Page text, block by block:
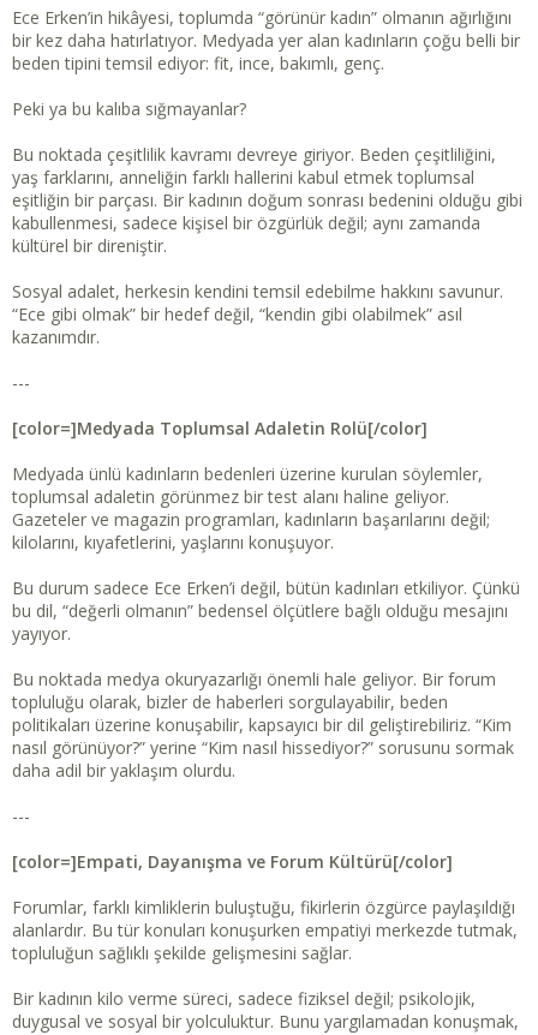
Ece Erken’in hikâyesi, toplumda “görünür kadın” olmanın ağırlığını
bir kez daha hatırlatıyor. Medyada yer alan kadınların çoğu belli bir
beden tipini temsil ediyor: fit, ince, bakımlı, genç.
Peki ya bu kalıba sığmayanlar?
Bu noktada çeşitlilik kavramı devreye giriyor. Beden çeşitliliğini,
yaş farklarını, anneliğin farklı hallerini kabul etmek toplumsal
eşitliğin bir parçası. Bir kadının doğum sonrası bedenini olduğu gibi
kabullenmesi, sadece kişisel bir özgürlük değil; aynı zamanda
kültürel bir direniştir.
Sosyal adalet, herkesin kendini temsil edebilme hakkını savunur.
“Ece gibi olmak” bir hedef değil, “kendin gibi olabilmek” asıl
kazanımdır.
---
[color=]Medyada Toplumsal Adaletin Rolü[/color]
Medyada ünlü kadınların bedenleri üzerine kurulan söylemler,
toplumsal adaletin görünmez bir test alanı haline geliyor.
Gazeteler ve magazin programları, kadınların başarılarını değil;
kilolarını, kıyafetlerini, yaşlarını konuşuyor.
Bu durum sadece Ece Erken’i değil, bütün kadınları etkiliyor. Çünkü
bu dil, “değerli olmanın” bedensel ölçütlere bağlı olduğu mesajını
yayıyor.
Bu noktada medya okuryazarlığı önemli hale geliyor. Bir forum
topluluğu olarak, bizler de haberleri sorgulayabilir, beden
politikaları üzerine konuşabilir, kapsayıcı bir dil geliştirebiliriz. “Kim
nasıl görünüyor?” yerine “Kim nasıl hissediyor?” sorusunu sormak
daha adil bir yaklaşım olurdu.
---
[color=]Empati, Dayanışma ve Forum Kültürü[/color]
Forumlar, farklı kimliklerin buluştuğu, fikirlerin özgürce paylaşıldığı
alanlardır. Bu tür konuları konuşurken empatiyi merkezde tutmak,
topluluğun sağlıklı şekilde gelişmesini sağlar.
Bir kadının kilo verme süreci, sadece fiziksel değil; psikolojik,
duygusal ve sosyal bir yolculuktur. Bunu yargılamadan konuşmak,